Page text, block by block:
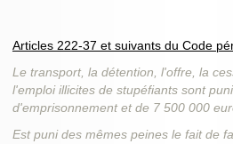
Articles 222-37 et suivants du Code
Le transport, la détention, l'offre, la
l'emploi illicites de stupéfiants sont
d'emprisonnement et de 7 500 000
Est puni des mêmes peines le fait de